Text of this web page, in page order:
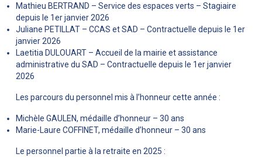
Mathieu BERTRAND – Service des espaces verts – Stagiaire
depuis le 1er janvier 2026
Juliane PETILLAT – CCAS et SAD – Contractuelle depuis le 1er
janvier 2026
Laetitia DULOUART – Accueil de la mairie et assistance
administrative du SAD – Contractuelle depuis le 1er janvier
2026
Les parcours du personnel mis à l’honneur cette année :
Michèle GAULEN, médaille d’honneur – 30 ans
Marie-Laure COFFINET, médaille d’honneur – 30 ans
Le personnel partie à la retraite en 2025 :